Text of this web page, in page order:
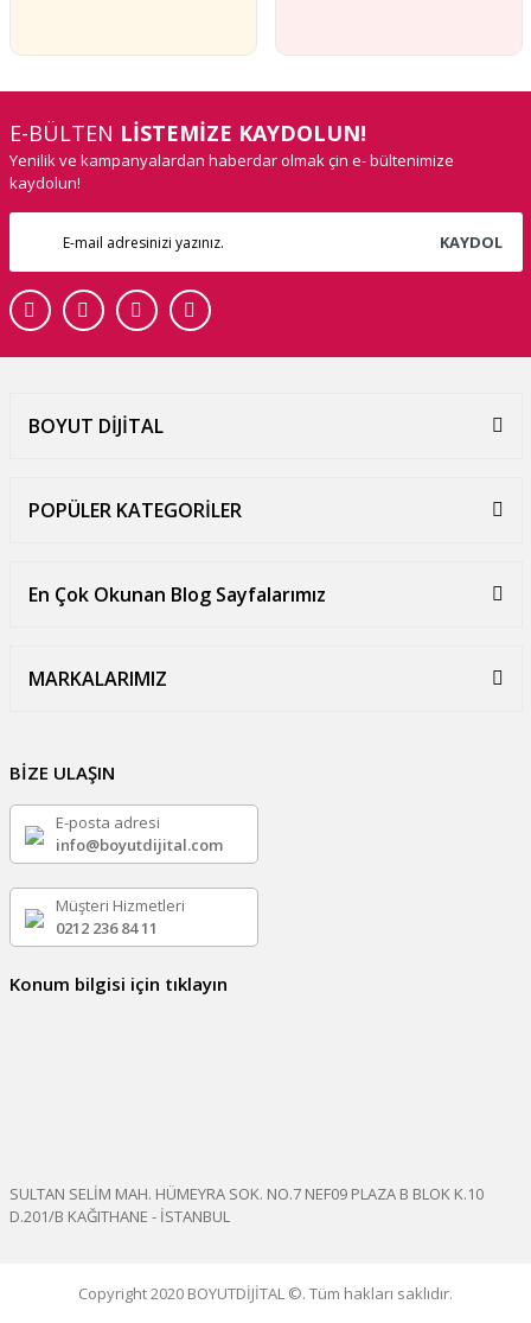
E-BÜLTEN LİSTEMİZE KAYDOLUN!
Yenilik ve kampanyalardan haberdar olmak çin e- bültenimize
kaydolun!
KAYDOL
BOYUT DİJİTAL
POPÜLER KATEGORİLER
En Çok Okunan Blog Sayfalarımız
MARKALARIMIZ
BİZE ULAŞIN
E-posta adresi
info@boyutdijital.com
Müşteri Hizmetleri
0212 236 84 11
Konum bilgisi için tıklayın
SULTAN SELİM MAH. HÜMEYRA SOK. NO.7 NEF09 PLAZA B BLOK K.10
D.201/B KAĞITHANE - İSTANBUL
Copyright 2020 BOYUTDİJİTAL ©. Tüm hakları saklıdır.